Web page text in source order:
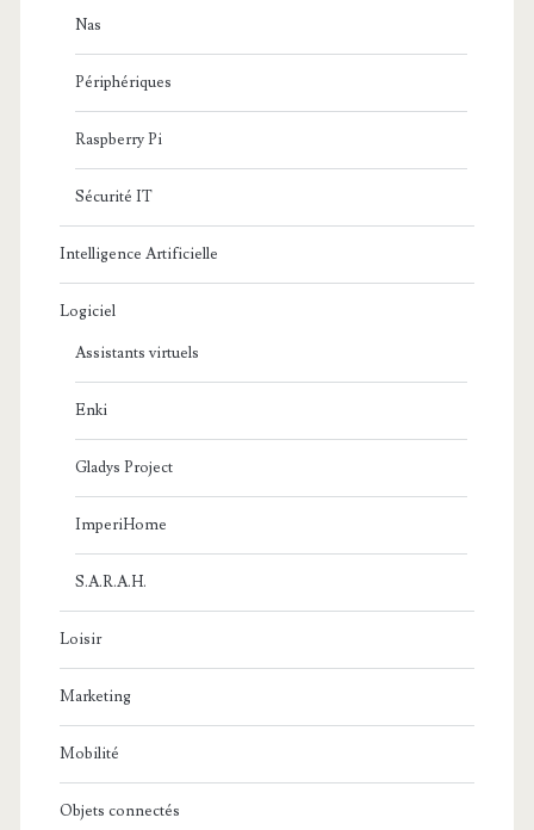
Nas
Périphériques
Raspberry Pi
Sécurité IT
Intelligence Artificielle
Logiciel
Assistants virtuels
Enki
Gladys Project
ImperiHome
S.A.R.A.H.
Loisir
Marketing
Mobilité
Objets connectés